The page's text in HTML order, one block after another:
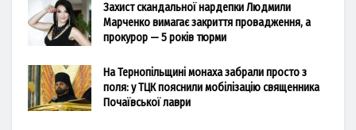
Захист скандальної нардепки Людмили
Марченко вимагає закриття провадження, а
прокурор — 5 років тюрми
На Тернопільщині монаха забрали просто з
поля: у ТЦК пояснили мобілізацію священника
Почаївської лаври